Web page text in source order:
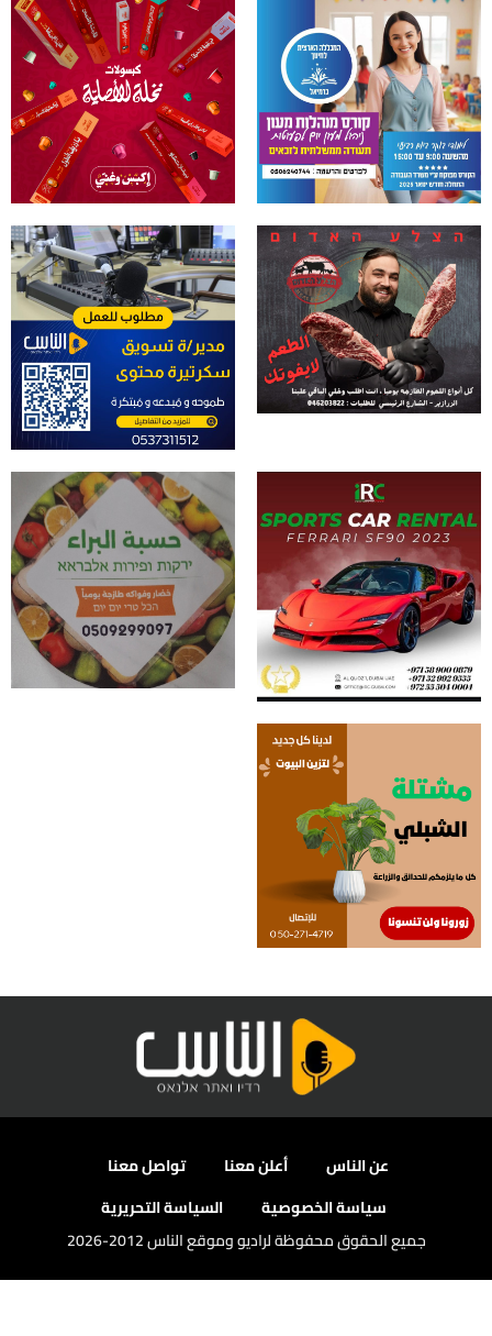
عن الناس أعلن معنا
تواصل معنا
سياسة الخصوصية
السياسة التحريرية
جميع الحقوق محفوظة لراديو وموقع الناس 2012-2026